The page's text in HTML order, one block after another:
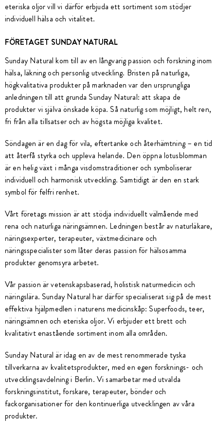
eteriska oljor vill vi därför erbjuda ett sortiment som stödjer
individuell hälsa och vitalitet.
FÖRETAGET SUNDAY NATURAL
Sunday Natural kom till av en långvarig passion och forskning inom
hälsa, läkning och personlig utveckling. Bristen på naturliga,
högkvalitativa produkter på marknaden var den ursprungliga
anledningen till att grunda Sunday Natural: att skapa de
produkter vi själva önskade köpa. Så naturlig som möjligt, helt ren,
fri från alla tillsatser och av högsta möjliga kvalitet.
Söndagen är en dag för vila, eftertanke och återhämtning – en tid
att återfå styrka och uppleva helande. Den öppna lotusblomman
är en helig växt i många visdomstraditioner och symboliserar
individuell och harmonisk utveckling. Samtidigt är den en stark
symbol för felfri renhet.
Vårt företags mission är att stödja individuellt välmående med
rena och naturliga näringsämnen. Ledningen består av naturläkare,
näringsexperter, terapeuter, växtmedicinare och
näringsspecialister som låter deras passion för hälsosamma
produkter genomsyra arbetet.
Vår passion är vetenskapsbaserad, holistisk naturmedicin och
näringslära. Sunday Natural har därför specialiserat sig på de mest
effektiva hjälpmedlen i naturens medicinskåp: Superfoods, teer,
näringsämnen och eteriska oljor. Vi erbjuder ett brett och
kvalitativt enastående sortiment inom alla områden.
Sunday Natural är idag en av de mest renommerade tyska
tillverkarna av kvalitetsprodukter, med en egen forsknings- och
utvecklingsavdelning i Berlin. Vi samarbetar med utvalda
forskningsinstitut, forskare, terapeuter, bönder och
fackorganisationer för den kontinuerliga utvecklingen av våra
produkter.